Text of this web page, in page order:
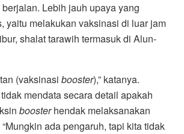
Lebih jauh upaya yang
yaitu melakukan vaksinasi di luar jam
shalat tarawih termasuk di Alun-
(vaksinasi booster),” katanya.
mendata secara detail apakah
boosterhendak melaksanakan
ada pengaruh, tapi kita tidak